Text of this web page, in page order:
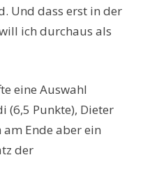
Und dass erst in der
ich durchaus als
eine Auswahl
(6,5 Punkte), Dieter
Ende aber ein
der